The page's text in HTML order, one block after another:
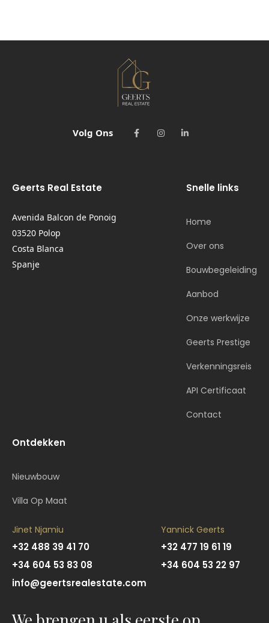
Volg Ons
Geerts Real Estate
Avenida Balcon de Ponoig
03520 Polop
Costa Blanca
Spanje
Snelle links
Home
Over ons
Bouwbegeleiding
Aanbod
Onze werkwijze
Geerts Prestige
Verkenningsreis
API Certificaat
Contact
Ontdekken
Nieuwbouw
Villa Op Maat
Jinet Njamiu
+32 488 39 41 70
+34 604 53 83 08
info@geertsrealestate.com
Yannick Geerts
+32 477 19 61 19
+34 604 53 22 97